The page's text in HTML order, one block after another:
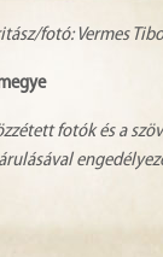
fotó: Vermes
fotók és a